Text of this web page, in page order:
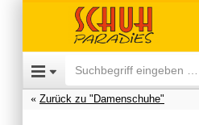
Zurück zu "Damenschuhe"